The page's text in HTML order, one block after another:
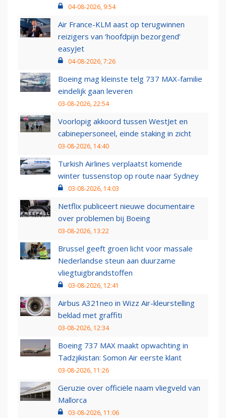
04-08-2026, 9:54
Air France-KLM aast op terugwinnen
reizigers van ‘hoofdpijn bezorgend’
easyJet
04-08-2026, 7:26
Boeing mag kleinste telg 737 MAX-familie
eindelijk gaan leveren
03-08-2026, 22:54
Voorlopig akkoord tussen WestJet en
cabinepersoneel, einde staking in zicht
03-08-2026, 14:40
Turkish Airlines verplaatst komende
winter tussenstop op route naar Sydney
03-08-2026, 14:03
Netflix publiceert nieuwe documentaire
over problemen bij Boeing
03-08-2026, 13:22
Brussel geeft groen licht voor massale
Nederlandse steun aan duurzame
vliegtuigbrandstoffen
03-08-2026, 12:41
Airbus A321neo in Wizz Air-kleurstelling
beklad met graffiti
03-08-2026, 12:34
Boeing 737 MAX maakt opwachting in
Tadzjikistan: Somon Air eerste klant
03-08-2026, 11:26
Geruzie over officiële naam vliegveld van
Mallorca
03-08-2026, 11:06